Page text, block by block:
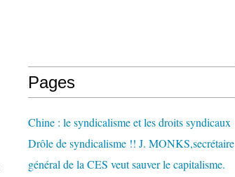
Pages
Chine : le syndicalisme et les droits syndicaux
Drôle de syndicalisme !! J. MONKS,secrétaire
général de la CES veut sauver le capitalisme.